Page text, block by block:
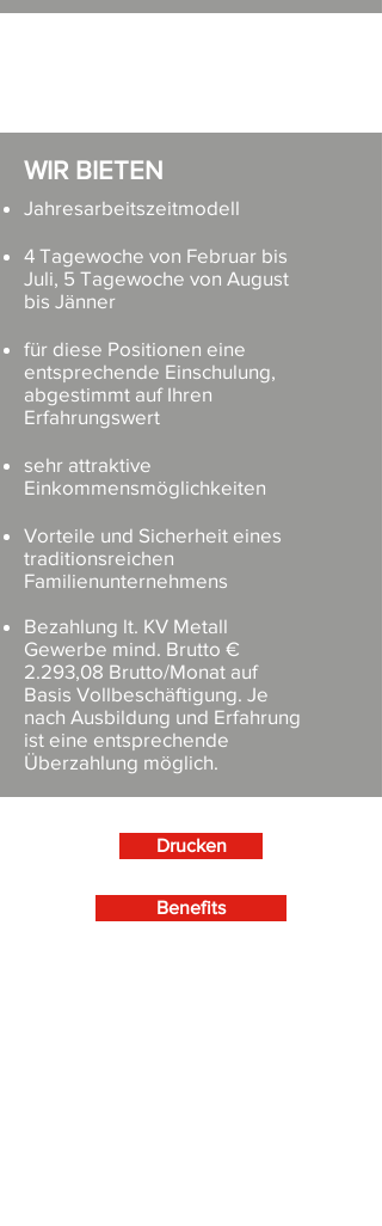
WIR BIETEN
Jahresarbeitszeitmodell
4 Tagewoche von Februar bis
Juli, 5 Tagewoche von August
bis Jänner
für diese Positionen eine
entsprechende Einschulung,
abgestimmt auf Ihren
Erfahrungswert
sehr attraktive
Einkommensmöglichkeiten
Vorteile und Sicherheit eines
traditionsreichen
Familienunternehmens
Bezahlung lt. KV Metall
Gewerbe mind. Brutto €
2.293,08 Brutto/Monat auf
Basis Vollbeschäftigung. Je
nach Ausbildung und Erfahrung
ist eine entsprechende
Überzahlung möglich.
Drucken
Benefits